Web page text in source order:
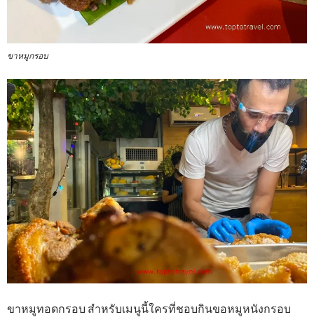
ขาหมูกรอบ
ขาหมูทอดกรอบ สำหรับเมนูนี้ใครที่ชอบกินขอหมูหนังกรอบ